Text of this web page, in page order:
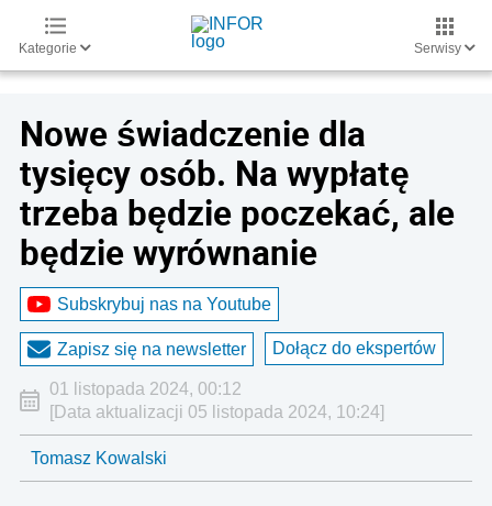
Kategorie Serwisy
Nowe świadczenie dla
tysięcy osób. Na wypłatę
trzeba będzie poczekać, ale
będzie wyrównanie
Subskrybuj nas na Youtube
Zapisz się na newsletter Dołącz do ekspertów
01 listopada 2024, 00:12
[Data aktualizacji 05 listopada 2024, 10:24]
Tomasz Kowalski